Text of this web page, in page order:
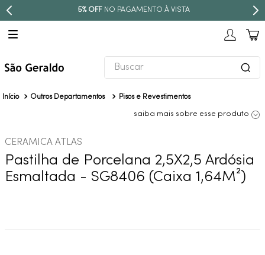
5% OFF NO PAGAMENTO À VISTA
Buscar
Outros Departamentos Pisos e Revestimentos
saiba mais sobre esse produto
CERAMICA ATLAS
Pastilha de Porcelana 2,5X2,5 Ardósia
Esmaltada - SG8406 (Caixa 1,64M²)
TERMOS MAIS BUSCADOS
deca acabamento registro
4º
torneira
7º
red gold